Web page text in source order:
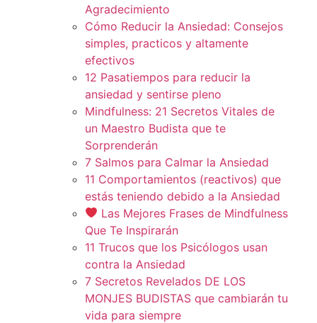
Agradecimiento
Cómo Reducir la Ansiedad: Consejos
simples, practicos y altamente
efectivos
12 Pasatiempos para reducir la
ansiedad y sentirse pleno
Mindfulness: 21 Secretos Vitales de
un Maestro Budista que te
Sorprenderán
7 Salmos para Calmar la Ansiedad
11 Comportamientos (reactivos) que
estás teniendo debido a la Ansiedad
Las Mejores Frases de Mindfulness
Que Te Inspirarán
11 Trucos que los Psicólogos usan
contra la Ansiedad
7 Secretos Revelados DE LOS
MONJES BUDISTAS que cambiarán tu
vida para siempre